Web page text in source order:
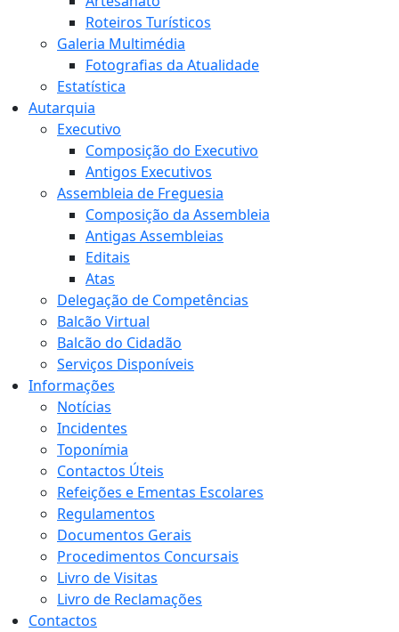
Roteiros Turísticos
Galeria Multimédia
Fotografias da Atualidade
Estatística
Autarquia
Executivo
Composição do Executivo
Antigos Executivos
Assembleia de Freguesia
Composição da Assembleia
Antigas Assembleias
Editais
Atas
Delegação de Competências
Balcão Virtual
Balcão do Cidadão
Serviços Disponíveis
Informações
Notícias
Incidentes
Toponímia
Contactos Úteis
Refeições e Ementas Escolares
Regulamentos
Documentos Gerais
Procedimentos Concursais
Livro de Visitas
Livro de Reclamações
Contactos